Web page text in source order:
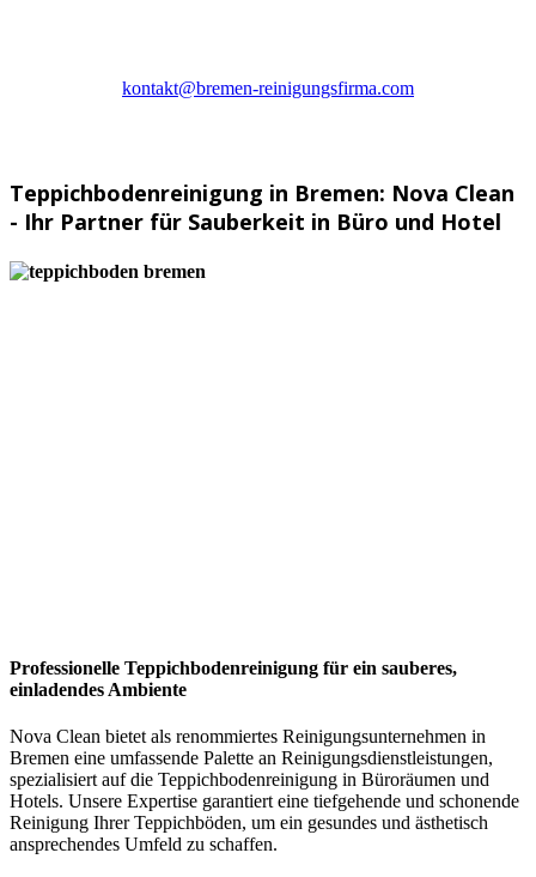
kontakt@bremen-reinigungsfirma.com
Teppichbodenreinigung in Bremen: Nova Clean
- Ihr Partner für Sauberkeit in Büro und Hotel
Professionelle Teppichbodenreinigung für ein sauberes,
einladendes Ambiente
Nova Clean bietet als renommiertes Reinigungsunternehmen in
Bremen eine umfassende Palette an Reinigungsdienstleistungen,
spezialisiert auf die Teppichbodenreinigung in Büroräumen und
Hotels. Unsere Expertise garantiert eine tiefgehende und schonende
Reinigung Ihrer Teppichböden, um ein gesundes und ästhetisch
ansprechendes Umfeld zu schaffen.